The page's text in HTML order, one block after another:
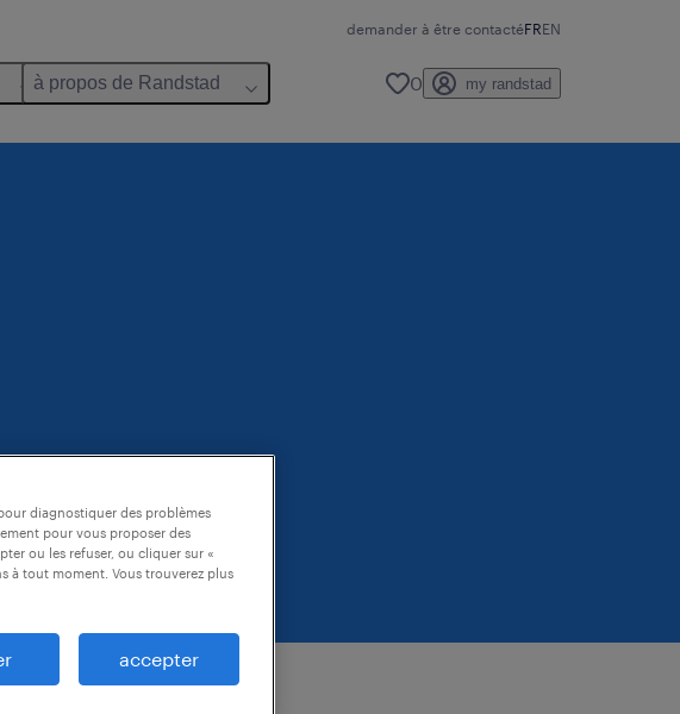
demander à être contactéFREN
à propos de Randstad 0 my randstad
diagnostiquer des problèmes
pour vous proposer des
ou les refuser, ou cliquer sur «
à tout moment. Vous trouverez plus
accepter